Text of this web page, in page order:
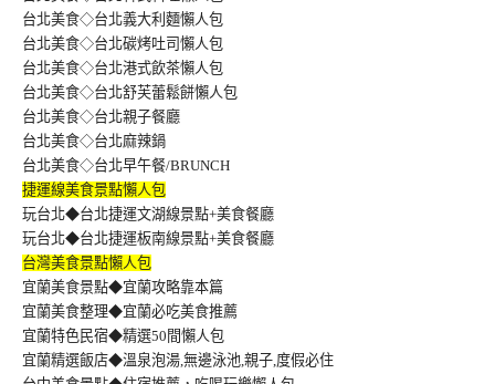
台北美食◇台北義大利麵懶人包
台北美食◇台北碳烤吐司懶人包
台北美食◇台北港式飲茶懶人包
台北美食◇台北舒芙蕾鬆餅懶人包
台北美食◇台北親子餐廳
台北美食◇台北麻辣鍋
台北美食◇台北早午餐/BRUNCH
捷運線美食景點懶人包
玩台北◆台北捷運文湖線景點+美食餐廳
玩台北◆台北捷運板南線景點+美食餐廳
台灣美食景點懶人包
宜蘭美食景點◆宜蘭攻略靠本篇
宜蘭美食整理◆宜蘭必吃美食推薦
宜蘭特色民宿◆精選50間懶人包
宜蘭精選飯店◆溫泉泡湯,無邊泳池,親子,度假必住